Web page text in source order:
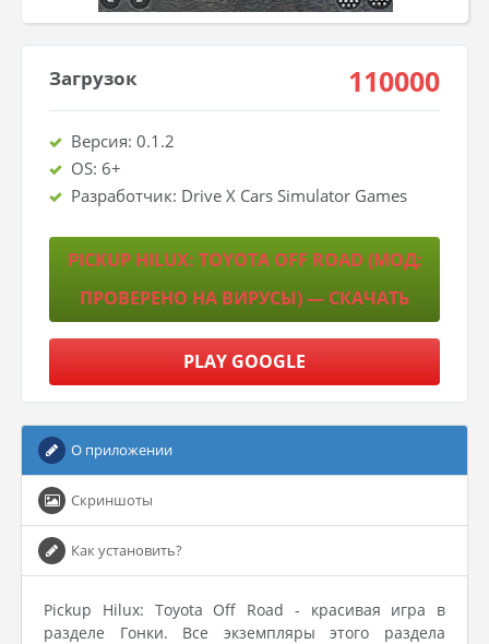
Загрузок 110000
Версия: 0.1.2
OS: 6+
Разработчик: Drive X Cars Simulator Games
PICKUP HILUX: TOYOTA OFF ROAD (МОД:
ПРОВЕРЕНО НА ВИРУСЫ) — СКАЧАТЬ
PLAY GOOGLE
О приложении
Скриншоты
Как установить?
Pickup Hilux: Toyota Off Road - красивая игра в
разделе Гонки. Все экземпляры этого раздела